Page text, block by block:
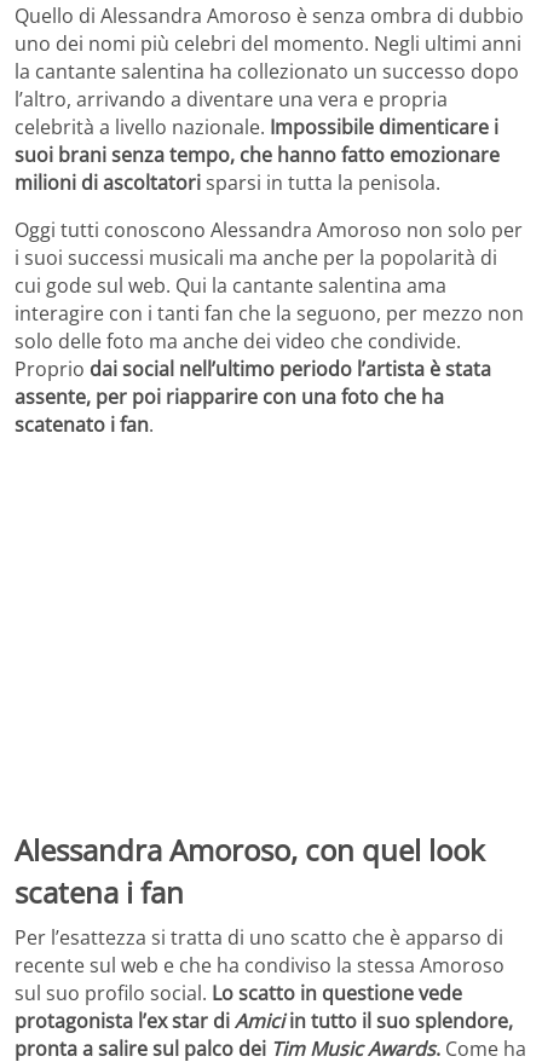
Quello di Alessandra Amoroso è senza ombra di dubbio
uno dei nomi più celebri del momento. Negli ultimi anni
la cantante salentina ha collezionato un successo dopo
l’altro, arrivando a diventare una vera e propria
celebrità a livello nazionale. Impossibile dimenticare i
suoi brani senza tempo, che hanno fatto emozionare
milioni di ascoltatorisparsi in tutta la penisola.
Oggi tutti conoscono Alessandra Amoroso non solo per
i suoi successi musicali ma anche per la popolarità di
cui gode sul web. Qui la cantante salentina ama
interagire con i tanti fan che la seguono, per mezzo non
solo delle foto ma anche dei video che condivide.
Proprio dai social nell’ultimo periodo l’artista è stata
assente, per poi riapparire con una foto che ha
scatenato i fan.
Alessandra Amoroso, con quel look
scatena i fan
Per l’esattezza si tratta di uno scatto che è apparso di
recente sul web e che ha condiviso la stessa Amoroso
sul suo profilo social. Lo scatto in questione vede
protagonista l’ex star diAmiciin tutto il suo splendore,
pronta a salire sul palco dei Tim Music Awards. Come ha